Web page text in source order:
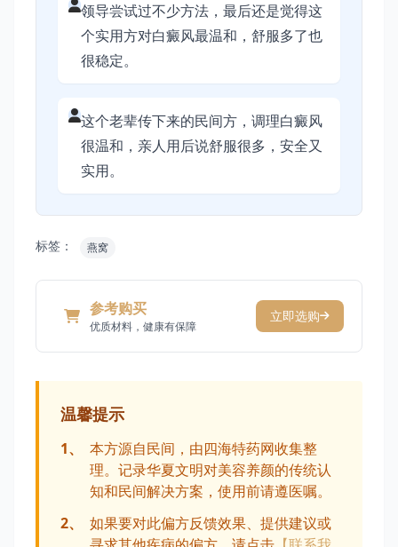
领导尝试过不少方法，最后还是觉得这
个实用方对白癜风最温和，舒服多了也
很稳定。
这个老辈传下来的民间方，调理白癜风
很温和，亲人用后说舒服很多，安全又
实用。
标签： 燕窝
参考购买
优质材料，健康有保障
立即选购
温馨提示
1、
本方源自民间，由四海特药网收集整
理。记录华夏文明对美容养颜的传统认
知和民间解决方案，使用前请遵医嘱。
2、
如果要对此偏方反馈效果、提供建议或